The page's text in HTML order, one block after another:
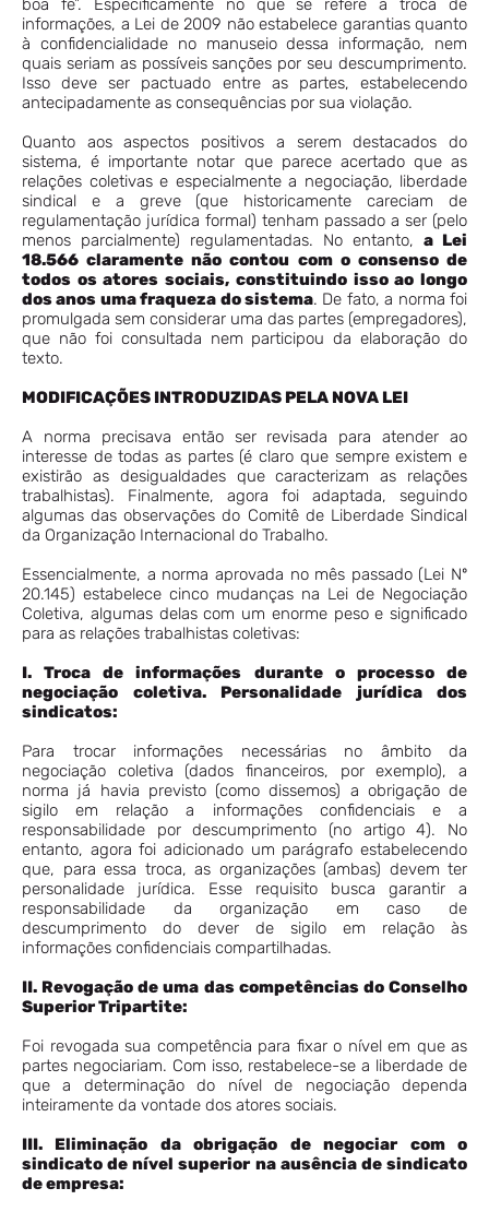
boa fé”. Especificamente no que se refere à troca de
informações, a Lei de 2009 não estabelece garantias quanto
à confidencialidade no manuseio dessa informação, nem
quais seriam as possíveis sanções por seu descumprimento.
Isso deve ser pactuado entre as partes, estabelecendo
antecipadamente as consequências por sua violação.
Quanto aos aspectos positivos a serem destacados do
sistema, é importante notar que parece acertado que as
relações coletivas e especialmente a negociação, liberdade
sindical e a greve (que historicamente careciam de
regulamentação jurídica formal) tenham passado a ser (pelo
menos parcialmente) regulamentadas. No entanto, a Lei
18.566 claramente não contou com o consenso de
todos os atores sociais, constituindo isso ao longo
dos anos uma fraqueza do sistema. De fato, a norma foi
promulgada sem considerar uma das partes (empregadores),
que não foi consultada nem participou da elaboração do
texto.
MODIFICAÇÕES INTRODUZIDAS PELA NOVA LEI
A norma precisava então ser revisada para atender ao
interesse de todas as partes (é claro que sempre existem e
existirão as desigualdades que caracterizam as relações
trabalhistas). Finalmente, agora foi adaptada, seguindo
algumas das observações do Comitê de Liberdade Sindical
da Organização Internacional do Trabalho.
Essencialmente, a norma aprovada no mês passado (Lei Nº
20.145) estabelece cinco mudanças na Lei de Negociação
Coletiva, algumas delas com um enorme peso e significado
para as relações trabalhistas coletivas:
I. Troca de informações durante o processo de
negociação coletiva. Personalidade jurídica dos
sindicatos:
Para trocar informações necessárias no âmbito da
negociação coletiva (dados financeiros, por exemplo), a
norma já havia previsto (como dissemos) a obrigação de
sigilo em relação a informações confidenciais e a
responsabilidade por descumprimento (no artigo 4). No
entanto, agora foi adicionado um parágrafo estabelecendo
que, para essa troca, as organizações (ambas) devem ter
personalidade jurídica. Esse requisito busca garantir a
responsabilidade da organização em caso de
descumprimento do dever de sigilo em relação às
informações confidenciais compartilhadas.
II. Revogação de uma das competências do Conselho
Superior Tripartite:
Foi revogada sua competência para fixar o nível em que as
partes negociariam. Com isso, restabelece-se a liberdade de
que a determinação do nível de negociação dependa
inteiramente da vontade dos atores sociais.
III. Eliminação da obrigação de negociar com o
sindicato de nível superior na ausência de sindicato
de empresa: